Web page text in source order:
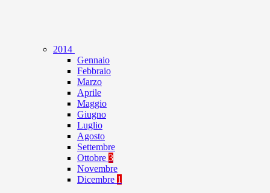
2014
Gennaio
Febbraio
Marzo
Aprile
Maggio
Giugno
Luglio
Agosto
Settembre
Ottobre 3
Novembre
Dicembre 1